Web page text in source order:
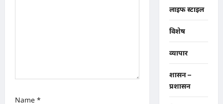
Name *
लाइफ स्टाइल
विशेष
व्यापार
शासन –
प्रशासन